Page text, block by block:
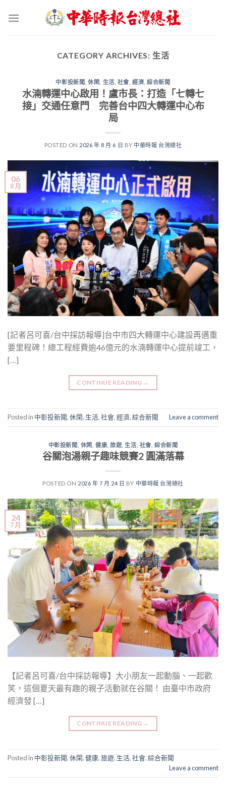
CATEGORY ARCHIVES: 生活
中彰投新聞 ,休閑 生活 社會,經濟 ,綜合新聞
水湳轉運中心啟用！盧市長：打造「七轉七
接」交通任意門 完善台中四大轉運中心布
局
POSTED ON 2026 年 8 月 6 日 BY 中華時報 台灣總社
06
8 月
[記者呂可喜/台中採訪報導]台中市四大轉運中心建設再邁重
要里程碑！總工程經費逾46億元的水湳轉運中心提前竣工，
[…]
CONTINUE READING →
Posted in 中彰投新聞,休閑,生活,社會,經濟,綜合新聞 Leave a comment
中彰投新聞 休閑 健康,旅遊,生活 社會, 綜合新聞
谷關泡湯親子趣味競賽2 圓滿落幕
POSTED ON 2026 年 7 月 24 日 BY 中華時報 台灣總社
24
7 月
【記者呂可喜/台中採訪報導】大小朋友一起動腦、一起歡
笑，這個夏天最有趣的親子活動就在谷關！ 由臺中市政府
經濟發 […]
CONTINUE READING →
Posted in 中彰投新聞,休閑,健康,旅遊,生活,社會,綜合新聞
Leave a comment